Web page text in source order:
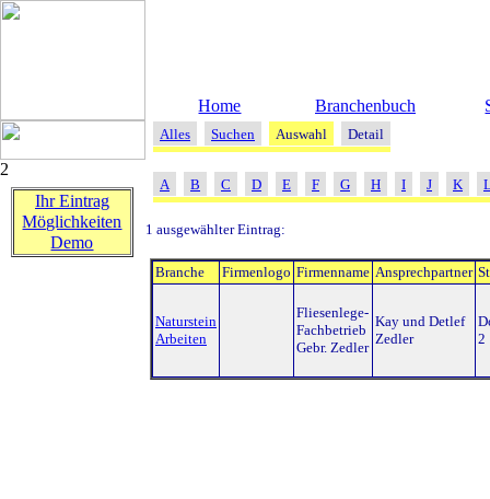
Home Branchenbuch
2
Ihr Eintrag
Möglichkeiten
Demo
Alles Suchen Auswahl Detail
A B C D E F G H I J K
1 ausgewählter Eintrag:
Branche Firmenlogo Firmenname Ansprechpartner
Naturstein
Arbeiten
Fliesenlege-
Fachbetrieb
Gebr. Zedler
Kay und Detlef
Zedler
2